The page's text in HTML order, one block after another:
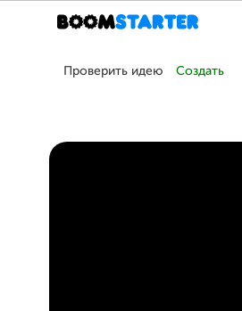
Проверить идею Создать